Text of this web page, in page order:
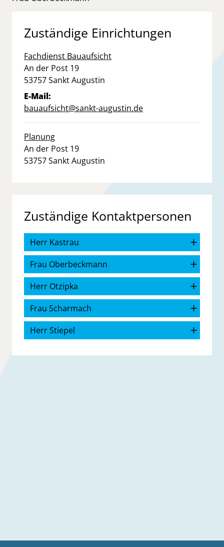
Zuständige Einrichtungen
Fachdienst Bauaufsicht
Straße:
An der Post Hausnummer:
19
PLZ:
53757Ort:
Sankt Augustin
E-Mail:
bauaufsicht@sankt-augustin.de
Planung
Straße:
An der Post Hausnummer:
19
PLZ:
53757Ort:
Sankt Augustin
Zuständige Kontaktpersonen
Herr Kastrau
Frau Oberbeckmann
Herr Otzipka
Frau Scharmach
Herr Stiepel